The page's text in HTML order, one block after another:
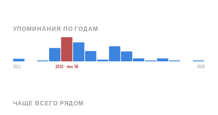
УПОМИНАНИЯ ПО ГОДАМ
2011 2015 · пик 56 2026
ЧАЩЕ ВСЕГО РЯДОМ